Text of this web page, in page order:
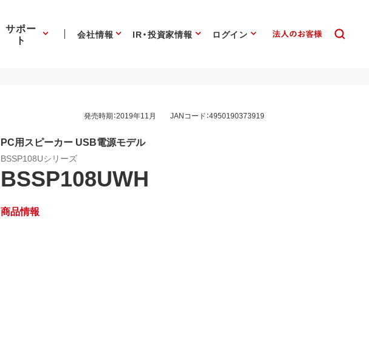
サポー
ト 会社情報 IR・投資家情報 ログイン
発売時期：2019年11月 JANコード：4950190373919
PC用スピーカー USB電源モデル
BSSP108Uシリーズ
BSSP108UWH
商品情報